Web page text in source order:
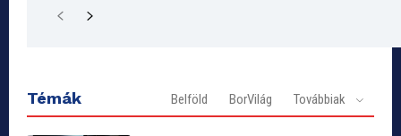
Témák Belföld BorVilág Továbbiak